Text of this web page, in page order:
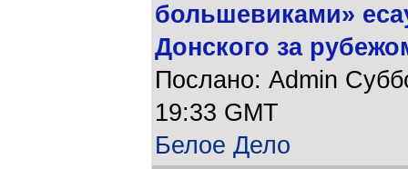
большевиками»
Донского за
Послано: Admin
19:33 GMT
Белое Дело